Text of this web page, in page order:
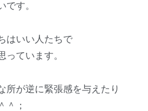
です。
はいい人たちで
っています。
所が逆に緊張感を与えたり
＾；